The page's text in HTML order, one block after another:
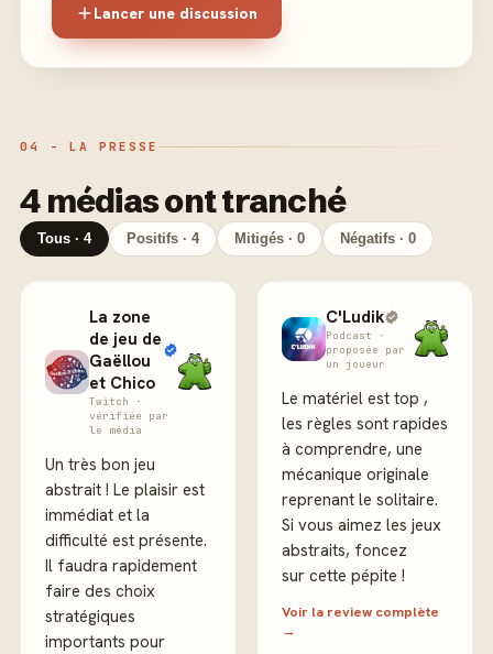
Lancer une discussion
04 - LA PRESSE
4 médias ont tranché
Tous · 4 Positifs · 4 Mitigés · 0 Négatifs · 0
La zone
de jeu de
Gaëllou
et Chico
Twitch ·
vérifiée par
le média
Un très bon jeu
abstrait ! Le plaisir est
immédiat et la
difficulté est présente.
Il faudra rapidement
faire des choix
stratégiques
importants pour
C'Ludik
Podcast ·
proposée par
un joueur
Le matériel est top ,
les règles sont rapides
à comprendre, une
mécanique originale
reprenant le solitaire.
Si vous aimez les jeux
abstraits, foncez
sur cette pépite !
Voir la review complète
→